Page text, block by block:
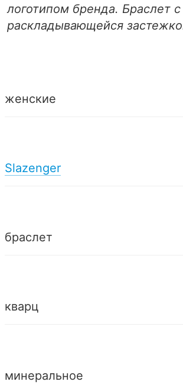
логотипом бренда. Браслет с
раскладывающейся
женские
Slazenger
браслет
кварц
минеральное